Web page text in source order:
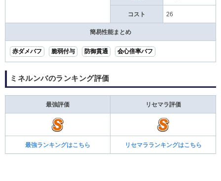
コスト 26
簡易性能まとめ
赤ダメバフ 脆弱付与 防御貫通 会心倍率バフ
ミネルンバのランキング評価
最強評価 リセマラ評価
最強ランキングはこちら リセマラランキングはこちら